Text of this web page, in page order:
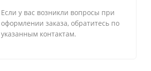
Если у вас возникли вопросы при
оформлении заказа, обратитесь по
указанным контактам.